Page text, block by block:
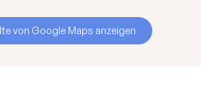
von Google Maps anzeigen